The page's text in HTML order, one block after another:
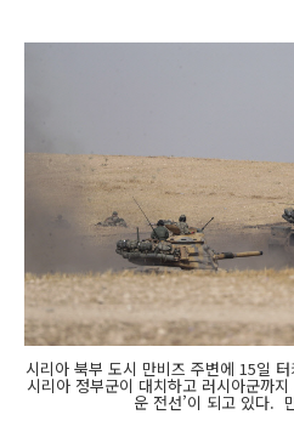
시리아 북부 도시 만비즈 주변에 15일
시리아 정부군이 대치하고 러시아군까
운 전선’이 되고 있다.